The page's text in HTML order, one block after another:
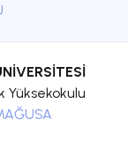
Yüksekokulu